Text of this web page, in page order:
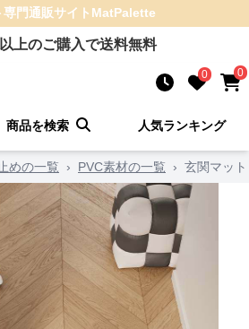
専門通販サイト MatPalette
上のご購入で送料無料
0 0
商品を検索 人気ランキング
めの一覧 › PVC素材の一覧 › 玄関マッ